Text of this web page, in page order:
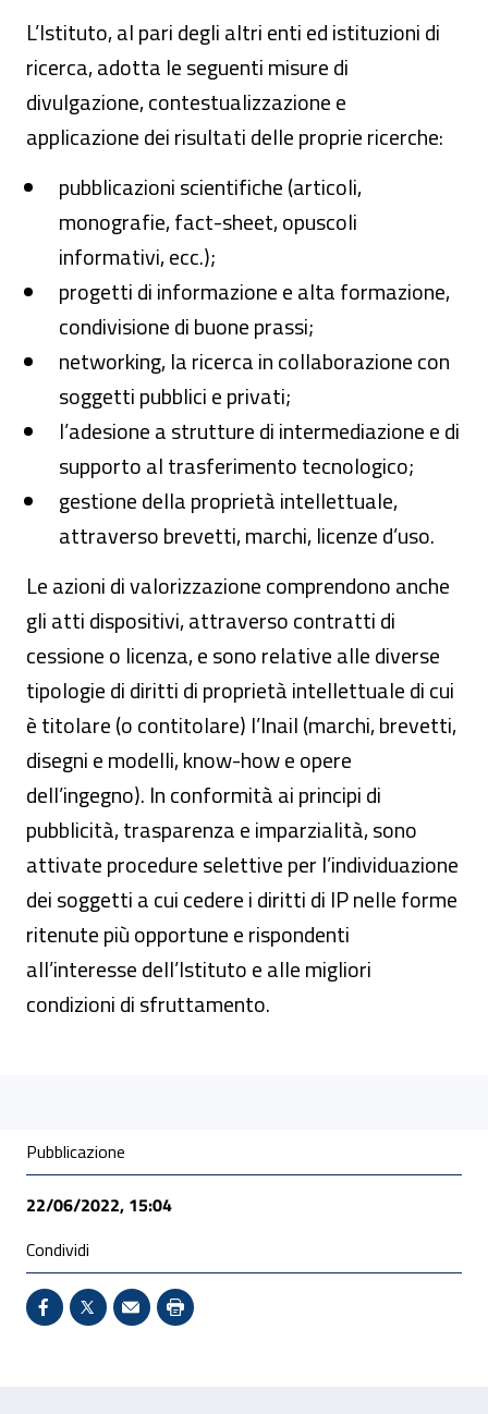
L’Istituto, al pari degli altri enti ed istituzioni di
ricerca, adotta le seguenti misure di
divulgazione, contestualizzazione e
applicazione dei risultati delle proprie ricerche:
pubblicazioni scientifiche (articoli,
monografie, fact-sheet, opuscoli
informativi, ecc.);
progetti di informazione e alta formazione,
condivisione di buone prassi;
networking, la ricerca in collaborazione con
soggetti pubblici e privati;
l’adesione a strutture di intermediazione e di
supporto al trasferimento tecnologico;
gestione della proprietà intellettuale,
attraverso brevetti, marchi, licenze d’uso.
Le azioni di valorizzazione comprendono anche
gli atti dispositivi, attraverso contratti di
cessione o licenza, e sono relative alle diverse
tipologie di diritti di proprietà intellettuale di cui
è titolare (o contitolare) l’Inail (marchi, brevetti,
disegni e modelli, know-how e opere
dell’ingegno). In conformità ai principi di
pubblicità, trasparenza e imparzialità, sono
attivate procedure selettive per l’individuazione
dei soggetti a cui cedere i diritti di IP nelle forme
ritenute più opportune e rispondenti
all’interesse dell’Istituto e alle migliori
condizioni di sfruttamento.
Condivisione social
Pubblicazione
22/06/2022, 15:04
Condividi
Condividi su Facebook - Sito esterno - Apertura in
X - Sito esterno - Apertura in nuova finestra
Invio Mail: apre il programma di posta
Stampa pagina: scelta meno